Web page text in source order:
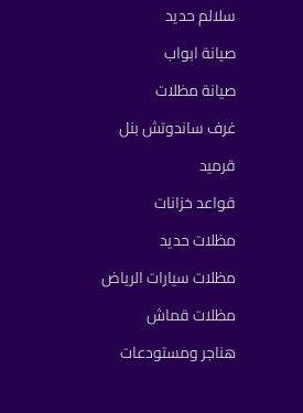
سلالم حديد
صيانة ابواب
صيانة مظلات
غرف ساندوتش بنل
قرميد
قواعد خزانات
مظلات حديد
مظلات سيارات الرياض
مظلات قماش
هناجر ومستودعات